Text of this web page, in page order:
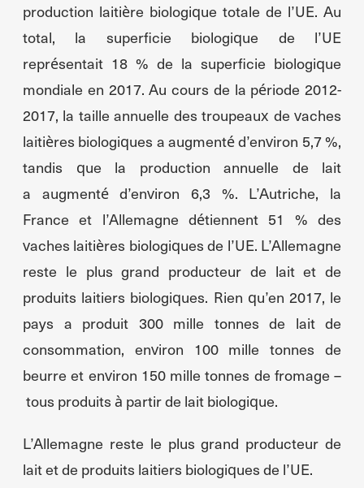
production laitière biologique totale de l’UE. Au
total, la superficie biologique de l’UE
représentait 18 % de la superficie biologique
mondiale en 2017. Au cours de la période 2012-
2017, la taille annuelle des troupeaux de vaches
laitières biologiques a augmenté d’environ 5,7 %,
tandis que la production annuelle de lait
a augmenté d’environ 6,3 %. L’Autriche, la
France et l’Allemagne détiennent 51 % des
vaches laitières biologiques de l’UE. L’Allemagne
reste le plus grand producteur de lait et de
produits laitiers biologiques. Rien qu’en 2017, le
pays a produit 300 mille tonnes de lait de
consommation, environ 100 mille tonnes de
beurre et environ 150 mille tonnes de fromage –
tous produits à partir de lait biologique.
L’Allemagne reste le plus grand producteur de
lait et de produits laitiers biologiques de l’UE.